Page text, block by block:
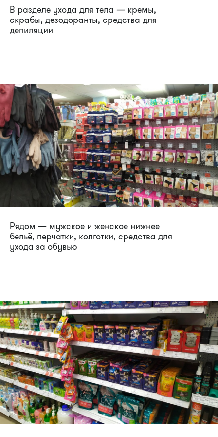
В разделе ухода для тела — кремы,
скрабы, дезодоранты, средства для
депиляции
Рядом — мужское и женское нижнее
бельё, перчатки, колготки, средства для
ухода за обувью